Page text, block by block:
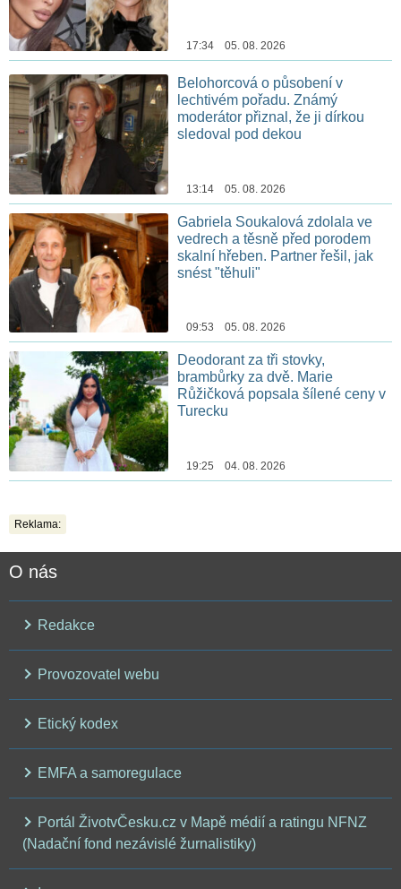
17:34 05. 08. 2026
Belohorcová o působení v
lechtivém pořadu. Známý
moderátor přiznal, že ji dírkou
sledoval pod dekou
13:14 05. 08. 2026
Gabriela Soukalová zdolala ve
vedrech a těsně před porodem
skalní hřeben. Partner řešil, jak
snést "těhuli"
09:53 05. 08. 2026
Deodorant za tři stovky,
brambůrky za dvě. Marie
Růžičková popsala šílené ceny v
Turecku
19:25 04. 08. 2026
Reklama:
O nás
Redakce
Provozovatel webu
Etický kodex
EMFA a samoregulace
Portál ŽivotvČesku.cz v Mapě médií a ratingu NFNZ
(Nadační fond nezávislé žurnalistiky)